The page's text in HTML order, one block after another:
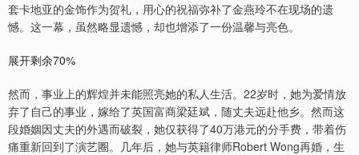
套卡地亚的金饰作为贺礼，用心的祝福弥补了金燕玲不在现场的遗
憾。这一幕，虽然略显遗憾，却也增添了一份温馨与亮色。
展开剩余70%
然而，事业上的辉煌并未能照亮她的私人生活。22岁时，她为爱情放
弃了自己的事业，嫁给了英国富商梁廷斌，随丈夫远赴他乡。然而这
段婚姻因丈夫的外遇而破裂，她仅获得了40万港元的分手费，带着伤
痛重新回到了演艺圈。几年后，她与英籍律师Robert Wong再婚，生